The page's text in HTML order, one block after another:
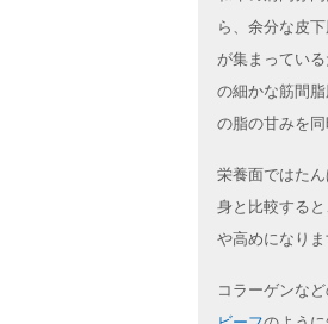
ら、余分な皮
が集まってい
の細かな筋間
の脂の甘みを同
栄養面ではた
身と比較する
や高めになりま
コラーゲンな